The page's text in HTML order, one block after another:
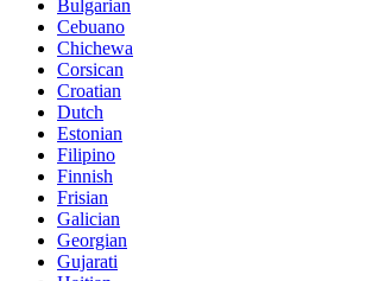
Bulgarian
Cebuano
Chichewa
Corsican
Croatian
Dutch
Estonian
Filipino
Finnish
Frisian
Galician
Georgian
Gujarati